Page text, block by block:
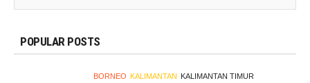
POPULAR POSTS
BORNEO KALIMANTAN KALIMANTAN TIMUR